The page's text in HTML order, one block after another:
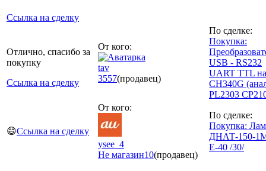
Ссылка на сделку
Отлично, спасибо за
покупку
Ссылка на сделку
От кого:
tav
3557(продавец)
По сделке:
Покупка:
USB - RS232
UART TTL на
CH340G
PL2303
😄Ссылка на сделку
От кого:
ysee_4
Не магазин10(продавец)
По сделке:
Покупка:
ДНАТ-150-
Е-40 /30/